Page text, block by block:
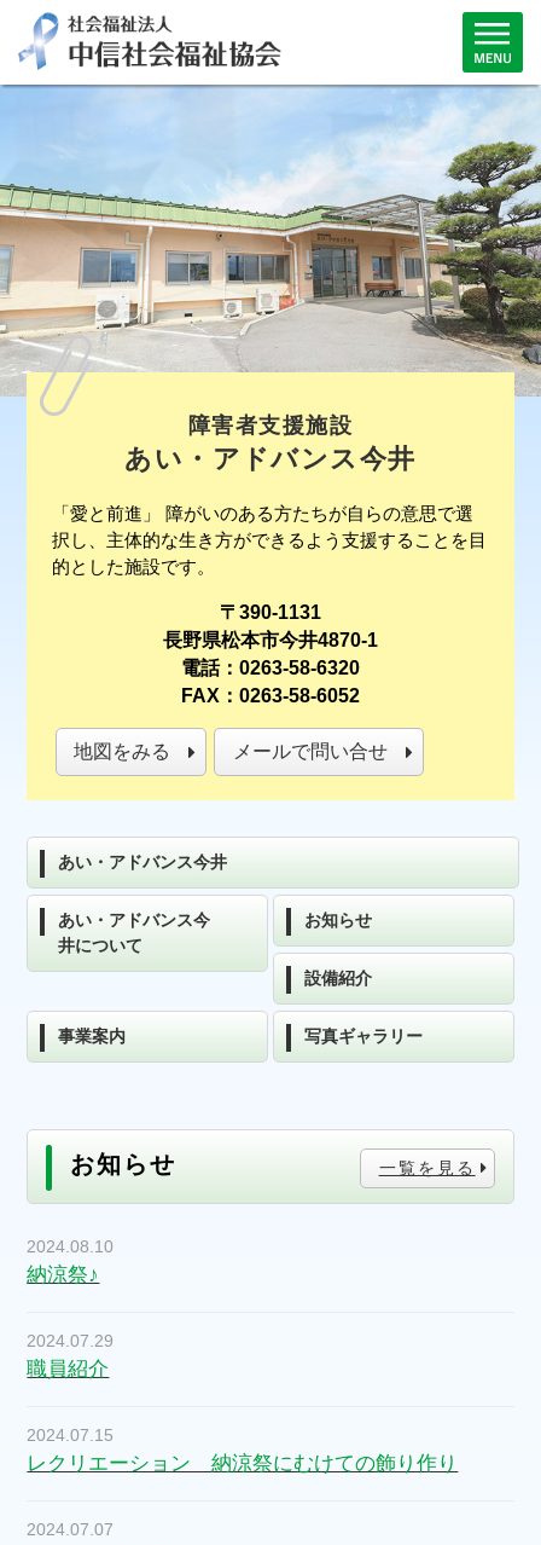
障害者支援施設
あい・アドバンス今井
「愛と前進」 障がいのある方たちが自らの意思で選
択し、主体的な生き方ができるよう支援することを目
的とした施設です。
〒390-1131
長野県松本市今井4870-1
電話：0263-58-6320
FAX：0263-58-6052
地図をみる メールで問い合せ
あい・アドバンス今井
あい・アドバンス今
井について
お知らせ
設備紹介
事業案内 写真ギャラリー
お知らせ 一覧を見る
2024.08.10
納涼祭♪
2024.07.29
職員紹介
2024.07.15
レクリエーション 納涼祭にむけての飾り作り
2024.07.07